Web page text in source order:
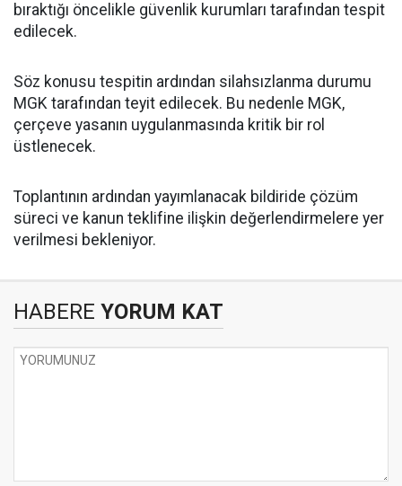
bıraktığı öncelikle güvenlik kurumları tarafından tespit
edilecek.
Söz konusu tespitin ardından silahsızlanma durumu
MGK tarafından teyit edilecek. Bu nedenle MGK,
çerçeve yasanın uygulanmasında kritik bir rol
üstlenecek.
Toplantının ardından yayımlanacak bildiride çözüm
süreci ve kanun teklifine ilişkin değerlendirmelere yer
verilmesi bekleniyor.
HABERE YORUM KAT